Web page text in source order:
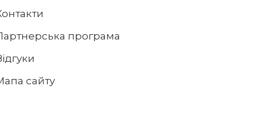
програма
сайту